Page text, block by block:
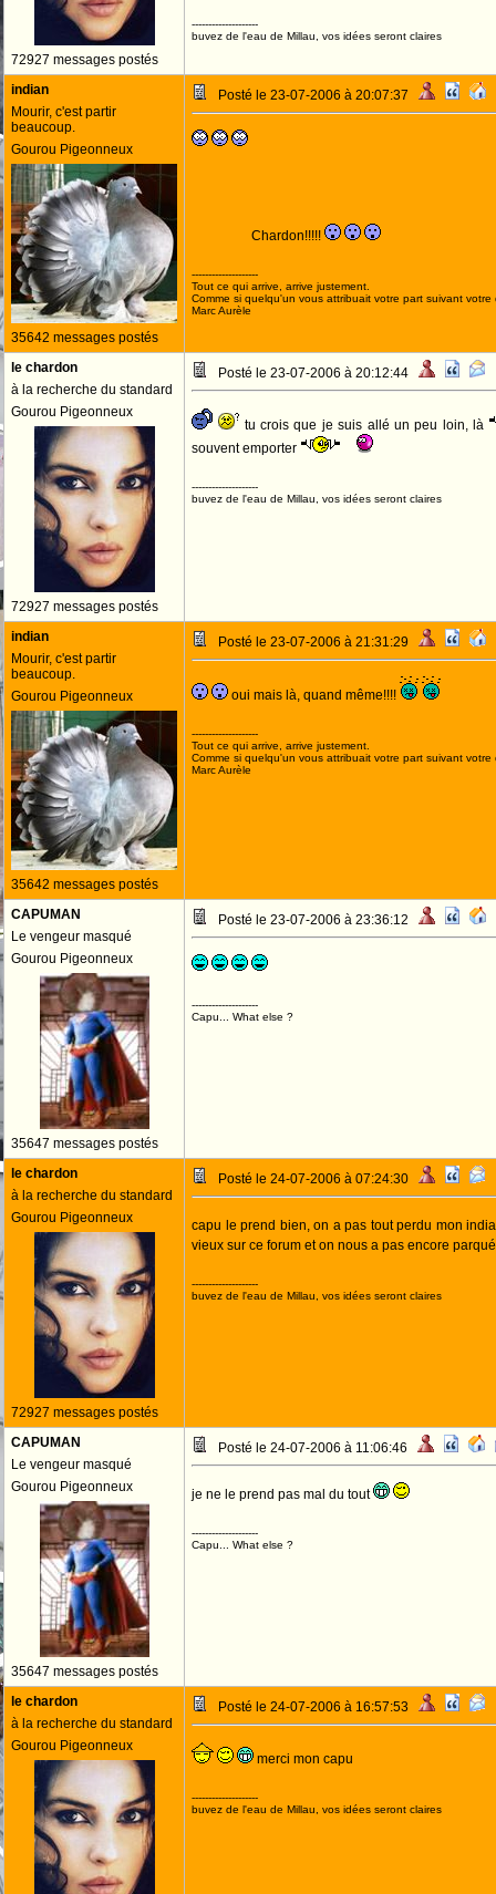
72927 messages postés
--------------------
buvez de l'eau de Millau, vos idées seront claires
indian
Mourir, c'est partir
beaucoup.
Gourou Pigeonneux
35642 messages postés
Posté le 23-07-2006 à 20:07:37
Chardon!!!!!
--------------------
Tout ce qui arrive, arrive justement.
Comme si quelqu'un vous attribuait votre part suivant votre
Marc Aurèle
le chardon
à la recherche du standard
Gourou Pigeonneux
72927 messages postés
Posté le 23-07-2006 à 20:12:44
tu crois que je suis allé un peu loin, là
souvent emporter
--------------------
buvez de l'eau de Millau, vos idées seront claires
indian
Mourir, c'est partir
beaucoup.
Gourou Pigeonneux
35642 messages postés
Posté le 23-07-2006 à 21:31:29
oui mais là, quand même!!!!
--------------------
Tout ce qui arrive, arrive justement.
Comme si quelqu'un vous attribuait votre part suivant votre
Marc Aurèle
CAPUMAN
Le vengeur masqué
Gourou Pigeonneux
35647 messages postés
Posté le 23-07-2006 à 23:36:12
--------------------
Capu... What else ?
le chardon
à la recherche du standard
Gourou Pigeonneux
72927 messages postés
Posté le 24-07-2006 à 07:24:30
capu le prend bien, on a pas tout perdu mon
vieux sur ce forum et on nous a pas encore
--------------------
buvez de l'eau de Millau, vos idées seront claires
CAPUMAN
Le vengeur masqué
Gourou Pigeonneux
35647 messages postés
Posté le 24-07-2006 à 11:06:46
je ne le prend pas mal du tout
--------------------
Capu... What else ?
le chardon
à la recherche du standard
Gourou Pigeonneux
Posté le 24-07-2006 à 16:57:53
merci mon capu
--------------------
buvez de l'eau de Millau, vos idées seront claires